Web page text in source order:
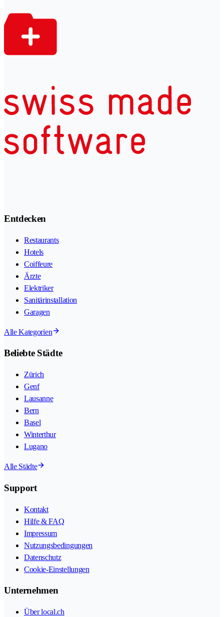
Entdecken
Restaurants
Hotels
Coiffeure
Ärzte
Elektriker
Sanitärinstallation
Garagen
Alle Kategorien
Beliebte Städte
Zürich
Genf
Lausanne
Bern
Basel
Winterthur
Lugano
Alle Städte
Support
Kontakt
Hilfe & FAQ
Impressum
Nutzungsbedingungen
Datenschutz
Cookie-Einstellungen
Unternehmen
Über local.ch